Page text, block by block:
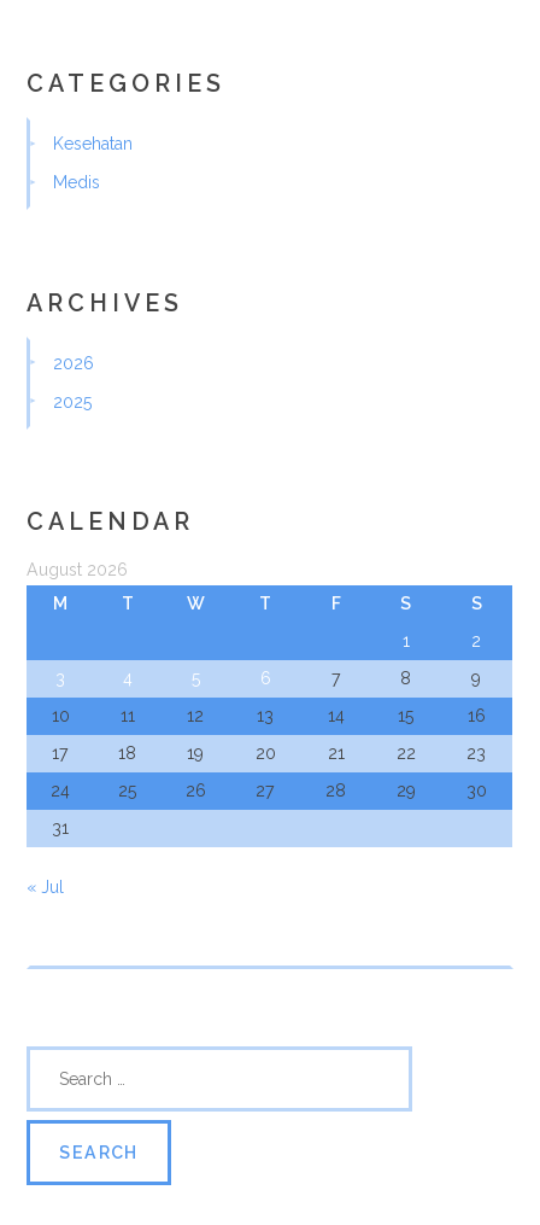
CATEGORIES
Kesehatan
Medis
ARCHIVES
2026
2025
CALENDAR
August 2026
M
T W T F S
S
1
2
3
4 5 6 7 8
9
10
11 12 13 14 15
16
17
18 19 20 21 22
23
24
25 26 27 28 29
30
31
« Jul